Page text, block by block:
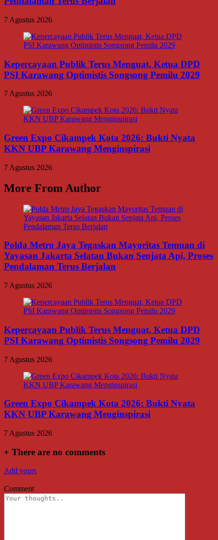
7 Agustus 2026
Kepercayaan Publik Terus Menguat, Ketua DPD
PSI Karawang Optimistis Songsong Pemilu 2029
7 Agustus 2026
Green Expo Cikampek Kota 2026: Bukti Nyata
KKN UBP Karawang Menginspirasi
7 Agustus 2026
More From Author
Polda Metro Jaya Tegaskan Mayoritas Temuan di
Yayasan Jakarta Selatan Bukan Senjata Api, Proses
Pendalaman Terus Berjalan
7 Agustus 2026
Kepercayaan Publik Terus Menguat, Ketua DPD
PSI Karawang Optimistis Songsong Pemilu 2029
7 Agustus 2026
Green Expo Cikampek Kota 2026: Bukti Nyata
KKN UBP Karawang Menginspirasi
7 Agustus 2026
+ There are no comments
Add yours
Comment